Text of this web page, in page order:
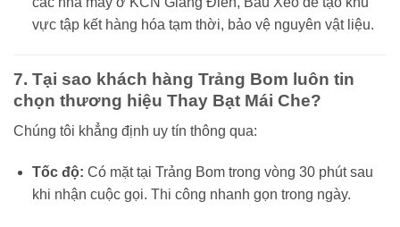
vực tập kết hàng hóa tạm thời, bảo vệ nguyên vật liệu.
7. Tại sao khách hàng Trảng Bom luôn tin
chọn thương hiệu Thay Bạt Mái Che?
Chúng tôi khẳng định uy tín thông qua:
Tốc độ: Có mặt tại Trảng Bom trong vòng 30 phút sau
khi nhận cuộc gọi. Thi công nhanh gọn trong ngày.